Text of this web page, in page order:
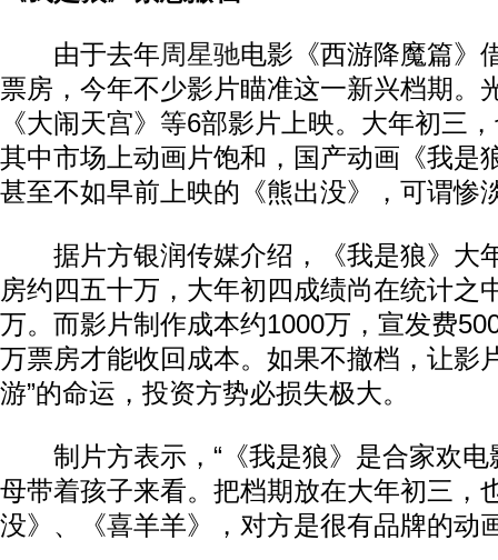
由于去年周星驰电影《西游降魔篇》
票房，今年不少影片瞄准这一新兴档期。
《大闹天宫》等6部影片上映。大年初三
其中市场上动画片饱和，国产动画《我是
甚至不如早前上映的《熊出没》，可谓惨
据片方银润传媒介绍，《我是狼》大
房约四五十万，大年初四成绩尚在统计之
万。而影片制作成本约1000万，宣发费
万票房才能收回成本。如果不撤档，让影
游”的命运，投资方势必损失极大。
制片方表示，“《我是狼》是合家欢电
母带着孩子来看。把档期放在大年初三，
没》、《喜羊羊》，对方是很有品牌的动